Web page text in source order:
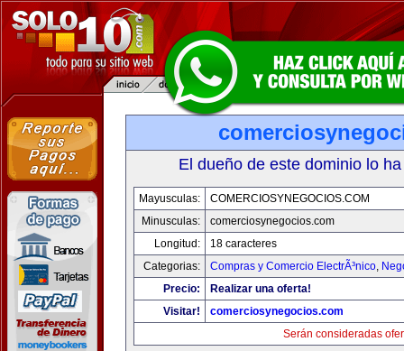
El dueño de este dominio lo
Mayusculas:
COMERCIOSYNEGOCIOS.COM
Minusculas:
comerciosynegocios.com
Longitud:
18 caracteres
Categorias:
Compras y Comercio ElectrÃ³nico,
Precio:
Realizar una oferta!
Visitar!
comerciosynegocios.com
Serán consideradas